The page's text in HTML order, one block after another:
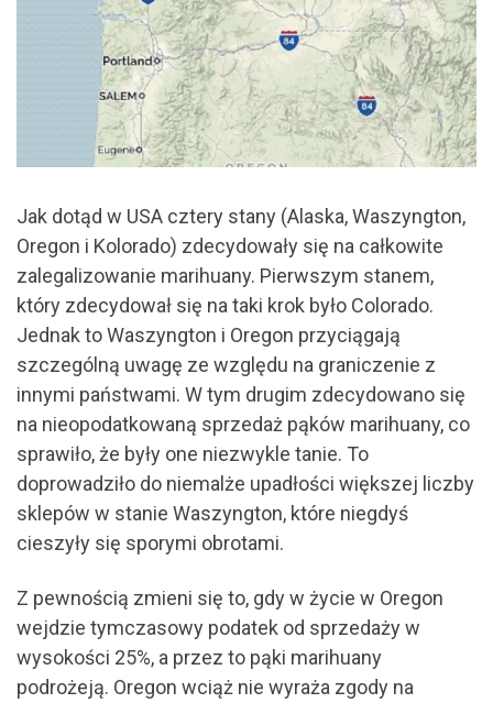
Jak dotąd w USA cztery stany (Alaska, Waszyngton,
Oregon i Kolorado) zdecydowały się na całkowite
zalegalizowanie marihuany. Pierwszym stanem,
który zdecydował się na taki krok było Colorado.
Jednak to Waszyngton i Oregon przyciągają
szczególną uwagę ze względu na graniczenie z
innymi państwami. W tym drugim zdecydowano się
na nieopodatkowaną sprzedaż pąków marihuany, co
sprawiło, że były one niezwykle tanie. To
doprowadziło do niemalże upadłości większej liczby
sklepów w stanie Waszyngton, które niegdyś
cieszyły się sporymi obrotami.
Z pewnością zmieni się to, gdy w życie w Oregon
wejdzie tymczasowy podatek od sprzedaży w
wysokości 25%, a przez to pąki marihuany
podrożeją. Oregon wciąż nie wyraża zgody na